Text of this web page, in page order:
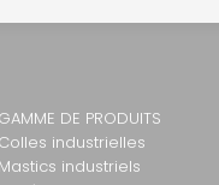
GAMME DE PRODUITS
Colles industrielles
Mastics industriels